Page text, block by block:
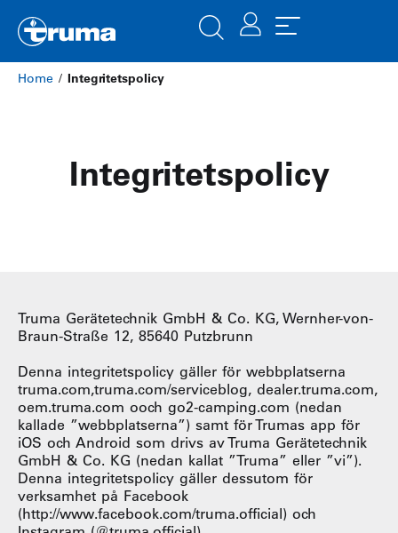
Home / Integritetspolicy
Integritetspolicy
Truma Gerätetechnik GmbH & Co. KG, Wernher-von-
Braun-Straße 12, 85640 Putzbrunn
Denna integritetspolicy gäller för webbplatserna
truma.com,truma.com/serviceblog, dealer.truma.com,
oem.truma.com ooch go2-camping.com (nedan
kallade ”webbplatserna”) samt för Trumas app för
iOS och Android som drivs av Truma Gerätetechnik
GmbH & Co. KG (nedan kallat ”Truma” eller ”vi”).
Denna integritetspolicy gäller dessutom för
verksamhet på Facebook
(http://www.facebook.com/truma.official) och